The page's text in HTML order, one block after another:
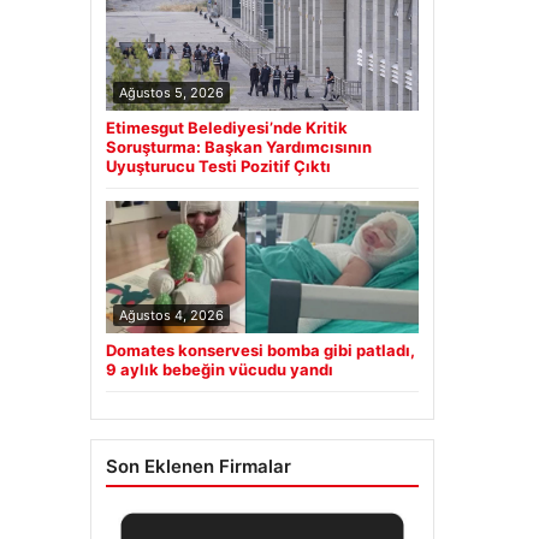
Ağustos 5, 2026
Etimesgut Belediyesi’nde Kritik
Soruşturma: Başkan Yardımcısının
Uyuşturucu Testi Pozitif Çıktı
Ağustos 4, 2026
Domates konservesi bomba gibi patladı,
9 aylık bebeğin vücudu yandı
Son Eklenen Firmalar